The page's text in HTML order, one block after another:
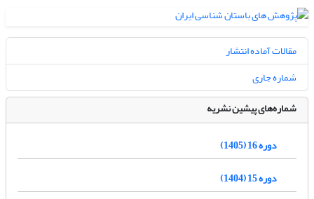
مقالات آماده انتشار
شماره جاری
شماره‌های پیشین نشریه
دوره 16 (1405)
دوره 15 (1404)